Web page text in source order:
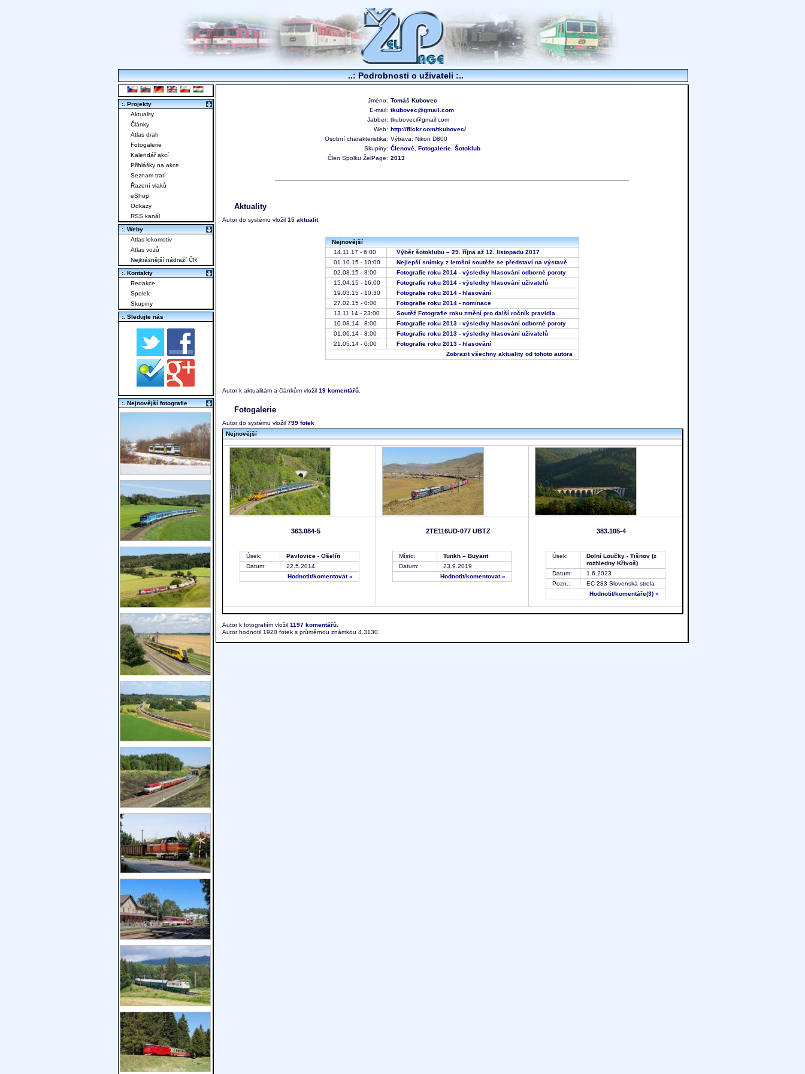
..: Podrobnosti o uživateli :..
Jméno: Tomáš Kubovec
E-mail: tkubovec@gmail.com
Jabber: tkubovec@gmail.com
Web:
http://flickr.com/tkubovec/
Osobní charakteristika: Výbava: Nikon D800
Skupiny: Členové, Fotogalerie, Šotoklub
Člen Spolku ŽelPage: 2013
Aktuality
Autor do systému vložil 15 aktualit
Nejnovější
14.11.17 - 6:00
Výběr šotoklubu – 29. října až 12. listopadu 2017
01.10.15 - 10:00
Nejlepší snímky z letošní soutěže se představí na výstavě
02.08.15 - 8:00
Fotografie roku 2014 - výsledky hlasování odborné poroty
15.04.15 - 16:00
Fotografie roku 2014 - výsledky hlasování uživatelů
19.03.15 - 10:30
Fotografie roku 2014 - hlasování
27.02.15 - 0:00
Fotografie roku 2014 - nominace
13.11.14 - 23:00
Soutěž Fotografie roku změní pro další ročník pravidla
10.08.14 - 8:00
Fotografie roku 2013 - výsledky hlasování odborné poroty
01.06.14 - 8:00
Fotografie roku 2013 - výsledky hlasování uživatelů
21.05.14 - 0:00
Fotografie roku 2013 - hlasování
Zobrazit všechny aktuality od tohoto autora
Autor k aktualitám a článkům vložil 19 komentářů.
Fotogalerie
Autor do systému vložil 799 fotek
Nejnovější
363.084-5
Úsek:
Pavlovice - Ošelín
Datum:
22.5.2014
Hodnotit/komentovat»
2TE116UD-077 UBTZ
Místo:
Tunkh – Buyant
Datum:
23.9.2019
Hodnotit/komentovat»
383.105-4
Úsek:
Dolní Loučky - Tišnov (z
rozhledny Křivoš)
Datum:
1.6.2023
Pozn.:
EC 283 Slovenská strela
Hodnotit/komentáře(3) »
Autor k fotografiím vložil 1197 komentářů.
Autor hodnotil 1920 fotek s průměrnou známkou 4.3130.
:. Projekty
Aktuality
Články
Atlas drah
Fotogalerie
Kalendář akcí
Přihlášky na akce
Seznam tratí
Řazení vlaků
eShop
Odkazy
RSS kanál
:. Weby
Atlas lokomotiv
Atlas vozů
Nejkrásnější nádraží ČR
:. Kontakty
Redakce
Spolek
Skupiny
:. Sledujte nás
:. Nejnovější fotografie